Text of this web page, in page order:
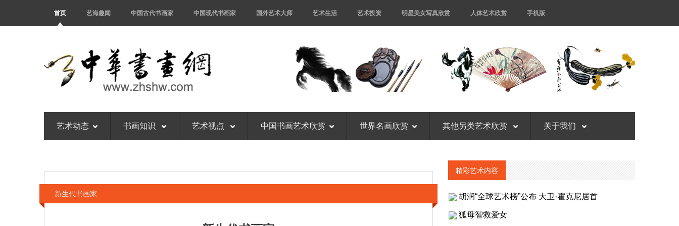
首页 艺海趣闻 中国古代书画家 中国现代书画家 国外艺术大师 艺术生活 艺术投资 明星美女写真欣赏 人体艺术欣赏 手机版
艺术动态 书画知识 艺术视点 中国书画艺术欣赏 世界名画欣赏 其他另类艺术欣赏 关于我们
新生代书画家
精彩艺术内容
胡润“全球艺术榜”公布 大卫·霍克尼居首
狐母智救爱女